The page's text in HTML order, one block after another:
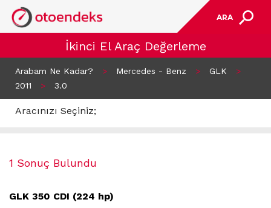
ARA
İkinci El Araç Değerleme
Arabam Ne Kadar? > Mercedes - Benz > GLK
>
2011
> 3.0
Aracınızı Seçiniz;
1 Sonuç Bulundu
GLK 350 CDI (224 hp)